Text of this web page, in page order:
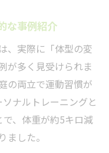
な事例紹介
、実際に「体型の変
が多く見受けられま
の両立で運動習慣が
ナルトレーニングと
、体重が約5キロ減
した。